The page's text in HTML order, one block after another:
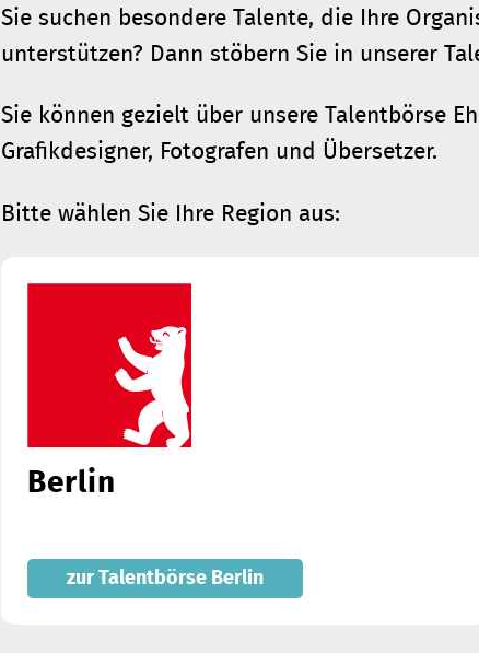
Sie suchen besondere Talente, die Ihre
unterstützen? Dann stöbern Sie in unserer
Sie können gezielt über unsere Talentbörse
Grafikdesigner, Fotografen und Übersetzer.
Bitte wählen Sie Ihre Region aus:
Berlin
zur Talentbörse Berlin